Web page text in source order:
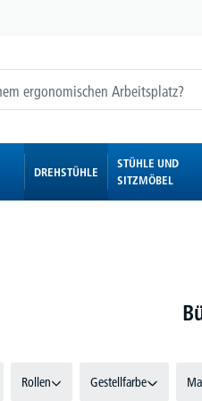
DREHSTÜHLE
STÜHLE UND
SITZMÖBEL
Rollen Gestellfarbe